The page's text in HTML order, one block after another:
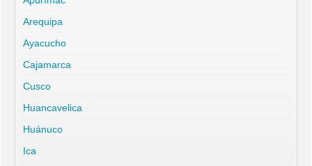
Arequipa
Ayacucho
Cajamarca
Cusco
Huancavelica
Huánuco
Ica